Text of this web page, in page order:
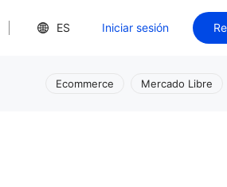
ES Iniciar sesión
Ecommerce Mercado Libre